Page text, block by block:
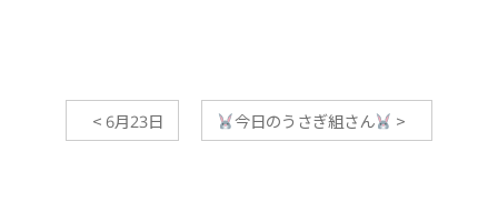
<6月23日 今日のうさぎ組さん >